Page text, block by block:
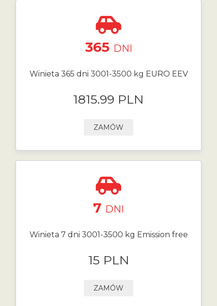
365 DNI
Winieta 365 dni 3001-3500 kg EURO EEV
1815.99 PLN
ZAMÓW
7 DNI
Winieta 7 dni 3001-3500 kg Emission free
15 PLN
ZAMÓW